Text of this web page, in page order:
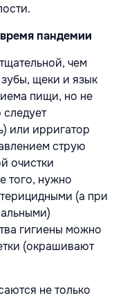
пандемии
чем
щеки и язык
пищи, но не
следует
или ирригатор
струю
очистки
того, нужно
(а при
гигиены можно
(окрашивают
не только